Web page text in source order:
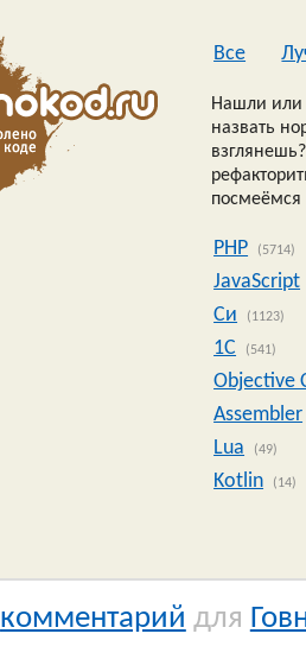
Все
Нашли или
назвать
посмеёмся
PHP (5714)
JavaScript
Си
(1123)
1C (541)
Objective
Assembler
Lua
(49)
Kotlin (14)
комментарий для